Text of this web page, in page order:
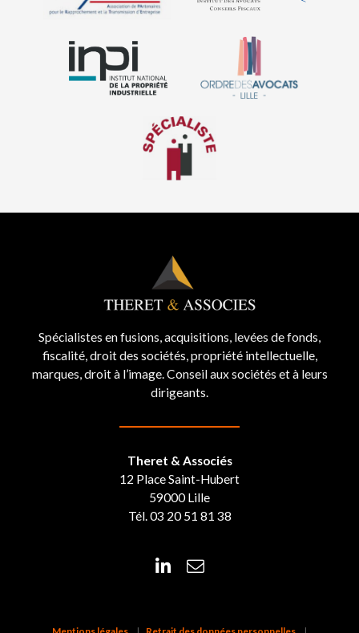
Spécialistes en fusions, acquisitions, levées de fonds,
fiscalité, droit des sociétés, propriété intellectuelle,
marques, droit à l’image. Conseil aux sociétés et à leurs
dirigeants.
Theret & Associés
12 Place Saint-Hubert
59000 Lille
Tél. 03 20 51 81 38